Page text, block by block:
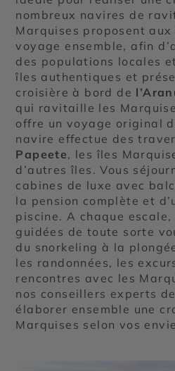
nombreux navires de
Marquises proposent
voyage ensemble, afin
des populations locales
îles authentiques et
croisière à bord de
qui ravitaille les
offre un voyage original
navire effectue des
Papeete, les îles
d’autres îles. Vous
cabines de luxe avec
la pension complète et
piscine. A chaque escale,
guidées de toute sorte
du snorkeling à la
les randonnées, les
rencontres avec les
nos conseillers experts
élaborer ensemble une
Marquises selon vos